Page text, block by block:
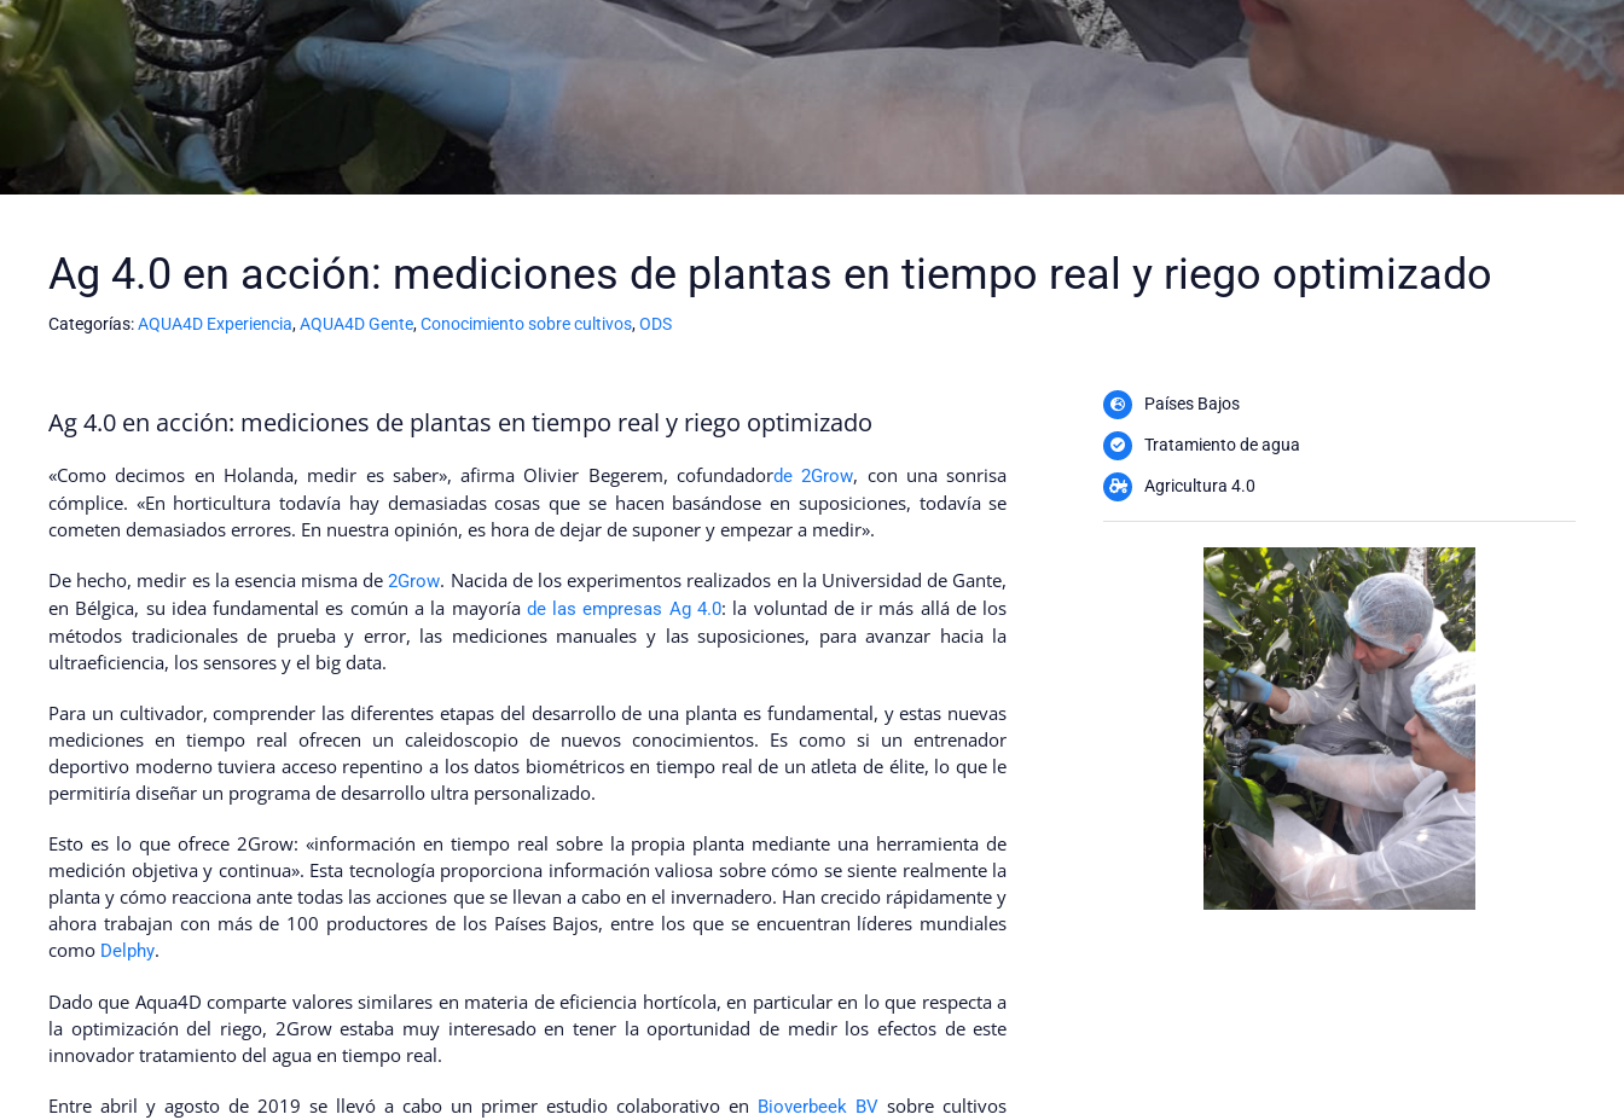
Ag 4.0 en acción: mediciones de plantas en tiempo real y riego optimizado
Categorías:AQUA4D Experiencia,AQUA4D Gente,Conocimiento sobre cultivos,ODS
Ag 4.0 en acción: mediciones de plantas en tiempo real y riego optimizado
«Como decimos en Holanda, medir es saber», afirma Olivier Begerem, cofundadorde 2Grow, con una sonrisa
cómplice. «En horticultura todavía hay demasiadas cosas que se hacen basándose en suposiciones, todavía se
cometen demasiados errores. En nuestra opinión, es hora de dejar de suponer y empezar a medir».
De hecho, medir es la esencia misma de 2Grow. Nacida de los experimentos realizados en la Universidad de Gante,
en Bélgica, su idea fundamental es común a la mayoría de las empresas Ag 4.0: la voluntad de ir más allá de los
métodos tradicionales de prueba y error, las mediciones manuales y las suposiciones, para avanzar hacia la
ultraeficiencia, los sensores y el big data.
Para un cultivador, comprender las diferentes etapas del desarrollo de una planta es fundamental, y estas nuevas
mediciones en tiempo real ofrecen un caleidoscopio de nuevos conocimientos. Es como si un entrenador
deportivo moderno tuviera acceso repentino a los datos biométricos en tiempo real de un atleta de élite, lo que le
permitiría diseñar un programa de desarrollo ultra personalizado.
Esto es lo que ofrece 2Grow: «información en tiempo real sobre la propia planta mediante una herramienta de
medición objetiva y continua». Esta tecnología proporciona información valiosa sobre cómo se siente realmente la
planta y cómo reacciona ante todas las acciones que se llevan a cabo en el invernadero. Han crecido rápidamente y
ahora trabajan con más de 100 productores de los Países Bajos, entre los que se encuentran líderes mundiales
como Delphy.
Dado que Aqua4D comparte valores similares en materia de eficiencia hortícola, en particular en lo que respecta a
la optimización del riego, 2Grow estaba muy interesado en tener la oportunidad de medir los efectos de este
innovador tratamiento del agua en tiempo real.
Entre abril y agosto de 2019 se llevó a cabo un primer estudio colaborativo en Bioverbeek BV sobre cultivos
Países Bajos
Tratamiento de agua
Agricultura 4.0